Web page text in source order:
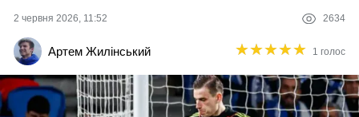
Різне
2 червня 2026, 11:52 2634
Артем Жилінський ★★★★★
★★★★★ 1 голос